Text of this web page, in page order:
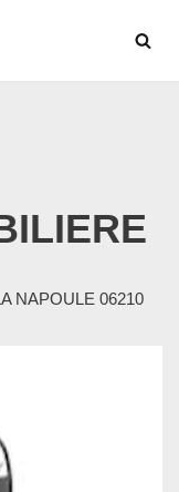
NAPOULE 06210